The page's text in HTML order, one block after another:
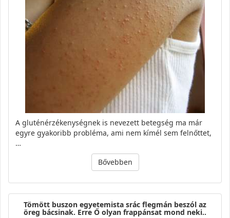
A gluténérzékenységnek is nevezett betegség ma már
egyre gyakoribb probléma, ami nem kímél sem felnőttet,
…
Bővebben
Tömött buszon egyetemista srác flegmán beszól az
öreg bácsinak. Erre Ő olyan frappánsat mond neki..